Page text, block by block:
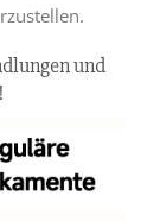
und